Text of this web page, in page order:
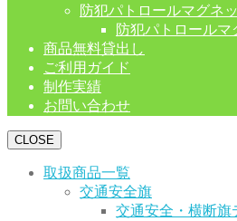
防犯パトロールマグネ
防犯パトロールマ
商品無料貸出し
ご利用ガイド
制作実績
お問い合わせ
CLOSE
取扱商品一覧
交通安全旗
交通安全・横断旗